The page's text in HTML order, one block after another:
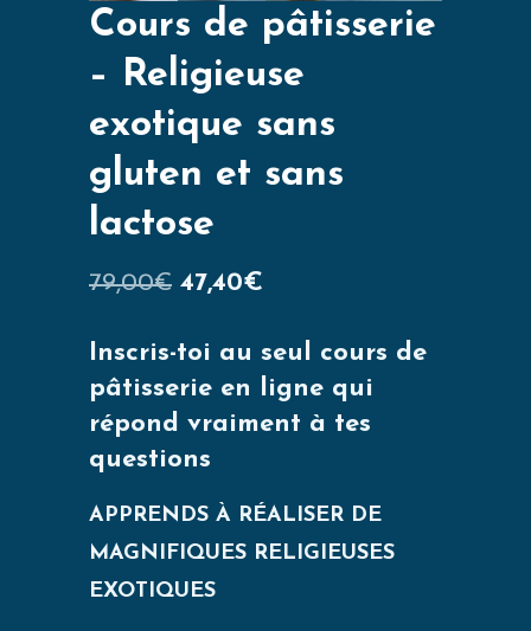
Cours de pâtisserie
– Religieuse
exotique sans
gluten et sans
lactose
79,00€ 47,40€
Inscris-toi au seul cours de
pâtisserie en ligne qui
répond vraiment à tes
questions
APPRENDS À RÉALISER DE
MAGNIFIQUES RELIGIEUSES
EXOTIQUES